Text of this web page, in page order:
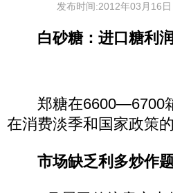
发布时间:2012年03月16
白砂糖：进口糖利润
郑糖在6600—6700箱
在消费淡季和国家政策
市场缺乏利多炒作